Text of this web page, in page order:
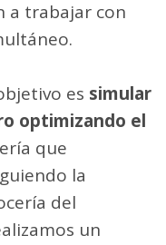
de lujo hay que
de
meses para
o minibuses, y
larga distancia y
trabajar con